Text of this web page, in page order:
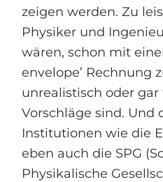
zeigen werden. Zu
Physiker und
wären, schon mit
envelope’ Rechnung
unrealistisch oder gar
Vorschläge sind. Und
Institutionen wie die
eben auch die SPG
Physikalische